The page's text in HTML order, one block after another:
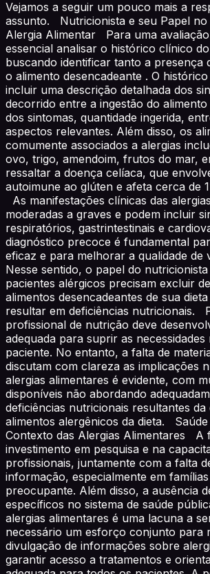
Vejamos a seguir um pouco mais a
assunto. Nutricionista e seu Papel
Alergia Alimentar Para uma
essencial analisar o histórico clínico
buscando identificar tanto a presença
o alimento desencadeante . O
incluir uma descrição detalhada dos
decorrido entre a ingestão do
dos sintomas, quantidade ingerida,
aspectos relevantes. Além disso, os
comumente associados a alergias
ovo, trigo, amendoim, frutos do mar,
ressaltar a doença celíaca, que
autoimune ao glúten e afeta cerca de
As manifestações clínicas das
moderadas a graves e podem incluir
respiratórios, gastrintestinais e
diagnóstico precoce é fundamental
eficaz e para melhorar a qualidade de
Nesse sentido, o papel do
pacientes alérgicos precisam excluir
alimentos desencadeantes de sua
resultar em deficiências nutricionais.
profissional de nutrição deve
adequada para suprir as
paciente. No entanto, a falta de
discutam com clareza as implicações
alergias alimentares é evidente, com
disponíveis não abordando
deficiências nutricionais resultantes da
alimentos alergênicos da dieta.
Contexto das Alergias Alimentares A
investimento em pesquisa e na
profissionais, juntamente com a falta
informação, especialmente em
preocupante. Além disso, a ausência
específicos no sistema de saúde
alergias alimentares é uma lacuna a
necessário um esforço conjunto para
divulgação de informações sobre
garantir acesso a tratamentos e